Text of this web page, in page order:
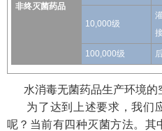
非终灭菌药品
10,000级
100,000级
水消毒无菌药品生产环境的
为了达到上述要求，我们
呢？当前有四种灭菌方法。